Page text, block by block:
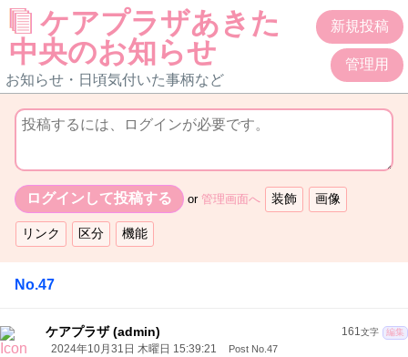
ケアプラザあきた
中央のお知らせ
お知らせ・日頃気付いた事柄など
新規投稿
管理用
or 管理画面へ
No.47
161 文字 編集
ケアプラザ (admin)
2024年10月31日 木曜日 15:39:21 Post No.47